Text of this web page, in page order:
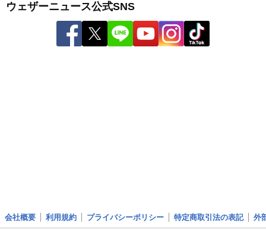
ウェザーニュース公式SNS
会社概要 利用規約 プライバシーポリシー 特定商取引法の表記 外